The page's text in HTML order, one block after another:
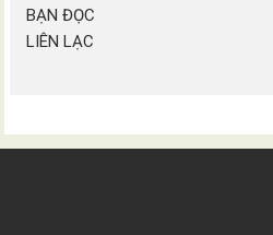
BẠN ĐỌC
LIÊN LẠC